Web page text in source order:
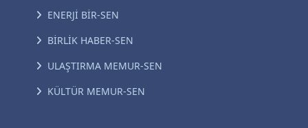
ENERJİ BİR-SEN
BİRLİK HABER-SEN
ULAŞTIRMA MEMUR-SEN
KÜLTÜR MEMUR-SEN